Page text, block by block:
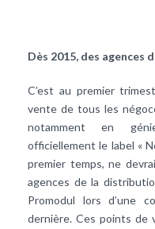
Dès 2015, des agences
C’est au premier
vente de tous les
notamment en
officiellement le label «
premier temps, ne
agences de la
Promodul lors d’une
dernière. Ces points de